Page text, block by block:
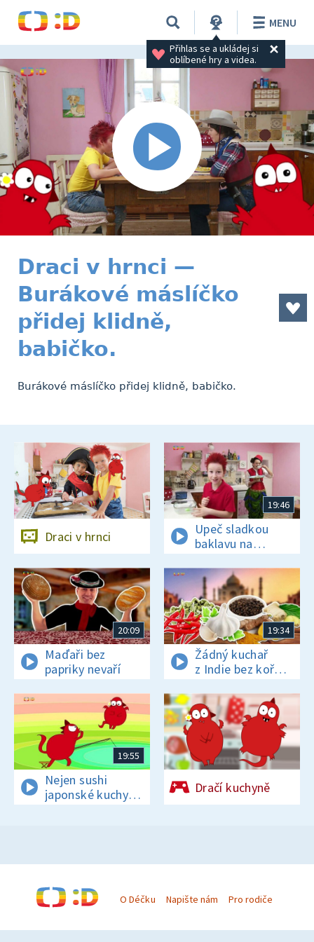
Přihlas se a ukládej si
oblíbené hry a videa.
MENU
Draci v hrnci —
Burákové máslíčko
přidej klidně,
babičko.
Burákové máslíčko přidej klidně, babičko.
Draci v hrnci
19:46
Upeč sladkou
baklavu na
tureckou oslavu
20:09
Maďaři bez
papriky nevaří
19:34
Žádný kuchař
z Indie bez koření
nežije!
19:55
Nejen sushi
japonské kuchyni
sluší
Dračí kuchyně
O Déčku Napište nám Pro rodiče